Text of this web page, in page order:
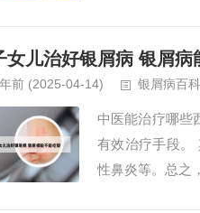
女儿治好银屑病 银屑病
前 (2025-04-14) 银屑病百科
中医能治疗哪些
有效治疗手段。
性鼻炎等。总之